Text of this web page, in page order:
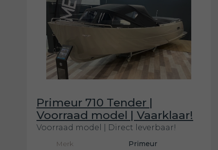
Primeur 710 Tender |
Voorraad model | Vaarklaar!
Voorraad model | Direct leverbaar!
Merk
Primeur